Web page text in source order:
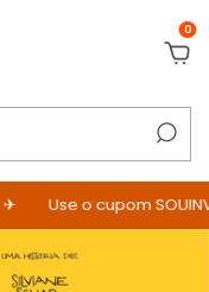
0
Use o cupom